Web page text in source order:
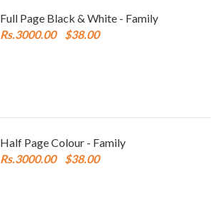
Full Page Black & White - Family
Rs.3000.00
$38.00
Half Page Colour - Family
Rs.3000.00
$38.00